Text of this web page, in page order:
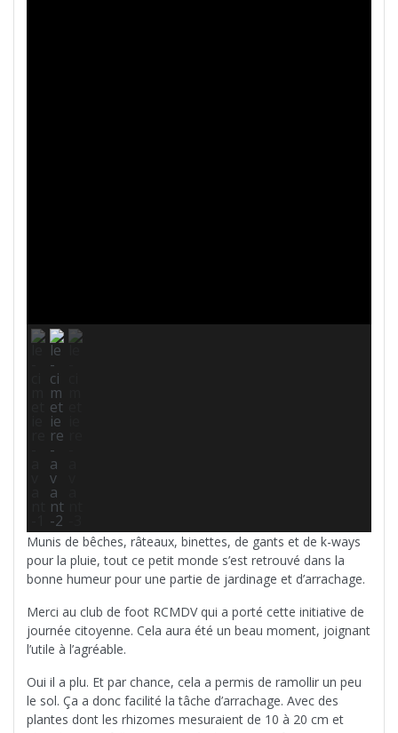
Munis de bêches, râteaux, binettes, de gants et de k-ways
pour la pluie, tout ce petit monde s’est retrouvé dans la
bonne humeur pour une partie de jardinage et d’arrachage.
Merci au club de foot RCMDV qui a porté cette initiative de
journée citoyenne. Cela aura été un beau moment, joignant
l’utile à l’agréable.
Oui il a plu. Et par chance, cela a permis de ramollir un peu
le sol. Ça a donc facilité la tâche d’arrachage. Avec des
plantes dont les rhizomes mesuraient de 10 à 20 cm et